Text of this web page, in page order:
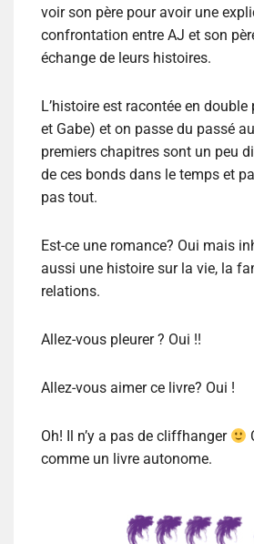
voir son père pour avoir une
confrontation entre AJ et son
échange de leurs histoires.
L’histoire est racontée en
et Gabe) et on passe du passé
premiers chapitres sont un peu
de ces bonds dans le temps et
pas tout.
Est-ce une romance? Oui mais
aussi une histoire sur la vie, la
relations.
Allez-vous pleurer ? Oui !!
Allez-vous aimer ce livre? Oui !
Oh! Il n’y a pas de cliffhanger
comme un livre autonome.